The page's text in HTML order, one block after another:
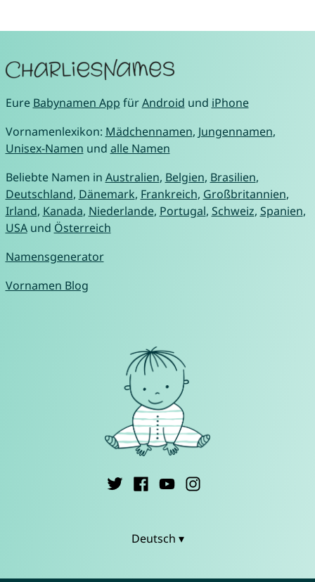
Eure Babynamen App fürAndroid und iPhone
Vornamenlexikon: Mädchennamen, Jungennamen,
Unisex-Namen und alle Namen
Beliebte Namen in Australien, Belgien, Brasilien,
Deutschland, Dänemark, Frankreich, Großbritannien,
Irland, Kanada, Niederlande, Portugal, Schweiz, Spanien,
USAund Österreich
Namensgenerator
Vornamen Blog
Deutsch ▾